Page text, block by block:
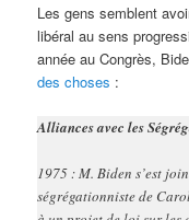
Les gens semblent
libéral au sens
année au Congrès,
des choses :
Alliances avec les
1975 : M. Biden s’est
ségrégationniste de